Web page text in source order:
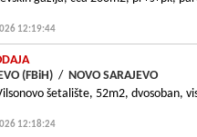
12:19:44
(FBiH) / NOVO SARAJEVO
šetalište, 52m2, dvosoban,
12:18:24